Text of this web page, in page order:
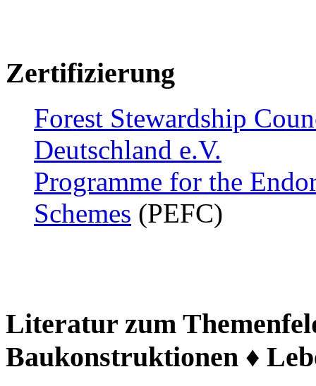
Zertifizierung
Forest Stewardship
Deutschland e.V.
Programme for the
Schemes (PEFC)
Literatur zum
Baukonstruktionen ♦